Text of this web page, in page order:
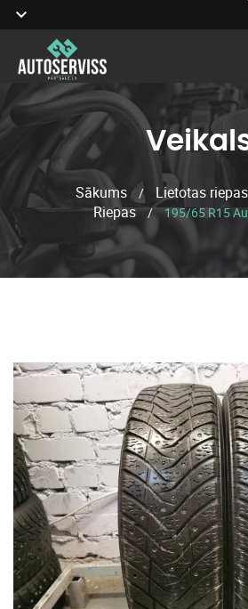
Sākums / Lietotas riepas
Riepas
/ 195/65 R15